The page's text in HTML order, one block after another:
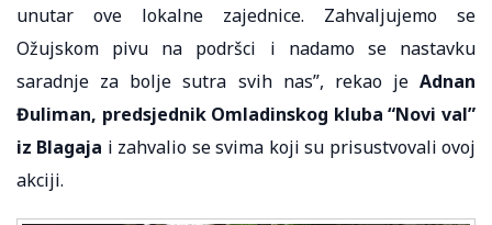
unutar ove lokalne zajednice. Zahvaljujemo se
Ožujskom pivu na podršci i nadamo se nastavku
saradnje za bolje sutra svih nas”, rekao je Adnan
Đuliman, predsjednik Omladinskog kluba “Novi val”
iz Blagaja i zahvalio se svima koji su prisustvovali ovoj
akciji.